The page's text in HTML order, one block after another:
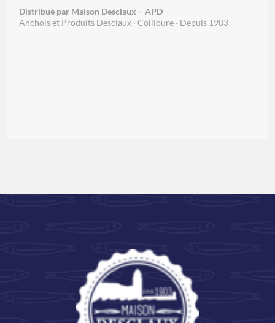
Distribué par Maison Desclaux – APD
Anchois et Produits Desclaux · Collioure · Depuis 1903